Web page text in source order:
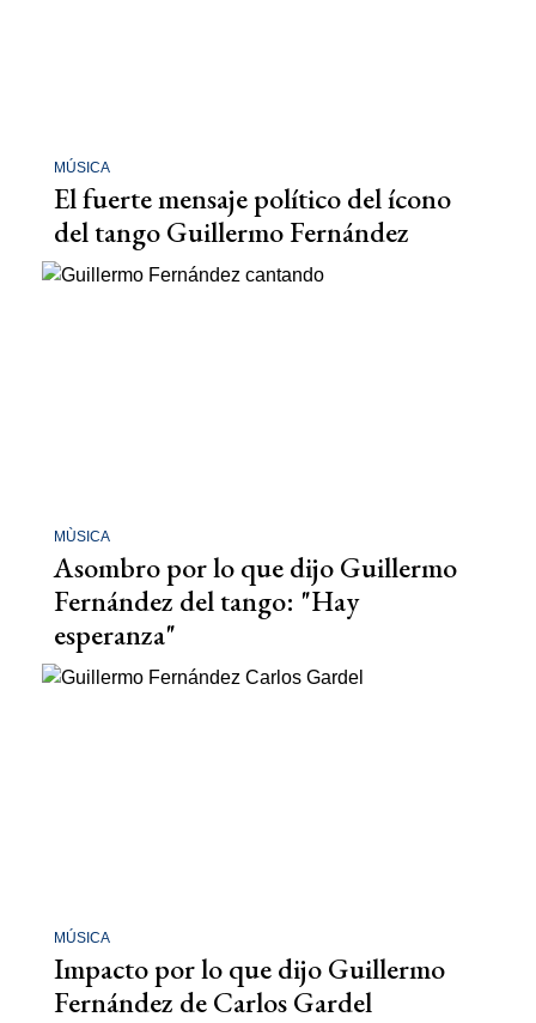
MÚSICA
El fuerte mensaje político del ícono
del tango Guillermo Fernández
MÙSICA
Asombro por lo que dijo Guillermo
Fernández del tango: "Hay
esperanza"
MÚSICA
Impacto por lo que dijo Guillermo
Fernández de Carlos Gardel